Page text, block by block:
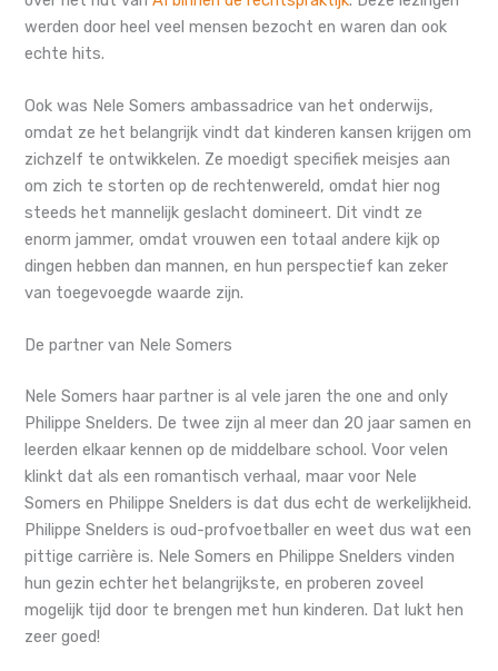
werden door heel veel mensen bezocht en waren dan ook
echte hits.
Ook was Nele Somers ambassadrice van het onderwijs,
omdat ze het belangrijk vindt dat kinderen kansen krijgen om
zichzelf te ontwikkelen. Ze moedigt specifiek meisjes aan
om zich te storten op de rechtenwereld, omdat hier nog
steeds het mannelijk geslacht domineert. Dit vindt ze
enorm jammer, omdat vrouwen een totaal andere kijk op
dingen hebben dan mannen, en hun perspectief kan zeker
van toegevoegde waarde zijn.
De partner van Nele Somers
Nele Somers haar partner is al vele jaren the one and only
Philippe Snelders. De twee zijn al meer dan 20 jaar samen en
leerden elkaar kennen op de middelbare school. Voor velen
klinkt dat als een romantisch verhaal, maar voor Nele
Somers en Philippe Snelders is dat dus echt de werkelijkheid.
Philippe Snelders is oud-profvoetballer en weet dus wat een
pittige carrière is. Nele Somers en Philippe Snelders vinden
hun gezin echter het belangrijkste, en proberen zoveel
mogelijk tijd door te brengen met hun kinderen. Dat lukt hen
zeer goed!